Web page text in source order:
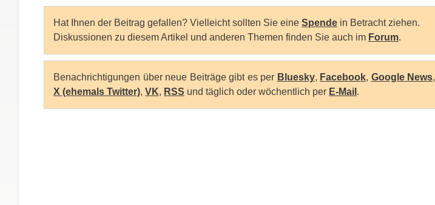
Hat Ihnen der Beitrag gefallen? Vielleicht sollten Sie eine Spende in Betracht ziehen.
Diskussionen zu diesem Artikel und anderen Themen finden Sie auch im Forum.
Benachrichtigungen über neue Beiträge gibt es per Bluesky, Facebook, Google News,
X (ehemals Twitter), VK, RSS und täglich oder wöchentlich per E-Mail .